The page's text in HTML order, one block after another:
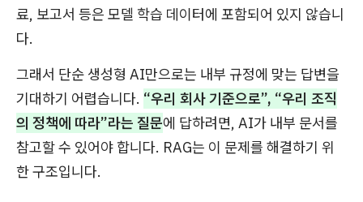
료, 보고서 등은 모델 학습 데이터에 포함되어 있지 않습니
다.
그래서 단순 생성형 AI만으로는 내부 규정에 맞는 답변을
기대하기 어렵습니다. “우리 회사 기준으로”, “우리 조직
의 정책에 따라”라는 질문에 답하려면, AI가 내부 문서를
참고할 수 있어야 합니다. RAG는 이 문제를 해결하기 위
한 구조입니다.